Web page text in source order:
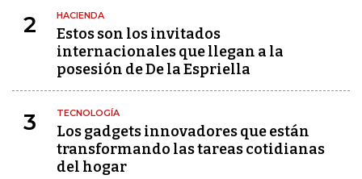
2 HACIENDA
Estos son los invitados
internacionales que llegan a la
posesión de De la Espriella
3 TECNOLOGÍA
Los gadgets innovadores que están
transformando las tareas cotidianas
del hogar